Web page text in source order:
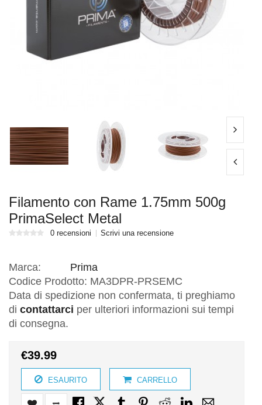
Filamento con Rame 1.75mm 500g
PrimaSelect Metal
0 recensioni Scrivi una recensione
Marca:
Prima
Codice Prodotto: MA3DPR-PRSEMC
Data di spedizione non confermata, ti preghiamo
di contattarci per ulteriori informazioni sui tempi
di consegna.
€39.99
ESAURITO CARRELLO